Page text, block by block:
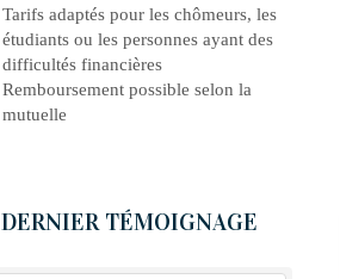
Tarifs adaptés pour les chômeurs, les
étudiants ou les personnes ayant des
difficultés financières
Remboursement possible selon la
mutuelle
DERNIER TÉMOIGNAGE